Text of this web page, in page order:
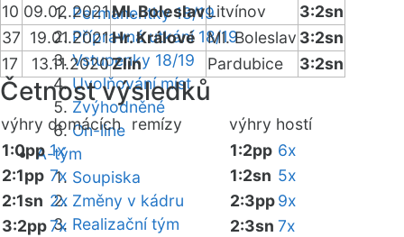
Permanentky 18/19
Přípravná utkání 18/19
Vstupenky 18/19
Uvolňování míst
Zvýhodněné
On-line
A-tým
Soupiska
Změny v kádru
Realizační tým
10 09.02.2021Ml. BoleslavLitvínov
3:2sn
37 19.01.2021Hr. Králové Ml. Boleslav 3:2sn
17
13.11.2020Zlín Pardubice 3:2sn
Četnost výsledků
výhry domácích remízy výhry hostí
1:0pp 1x
2:1pp 7x
2:1sn 2x
3:2pp7x
1:2pp 6x
1:2sn 5x
2:3pp9x
2:3sn 7x